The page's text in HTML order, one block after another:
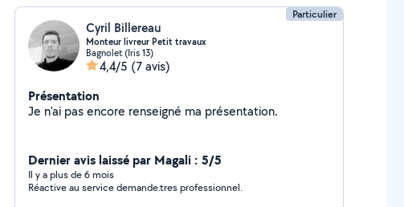
Particulier
Cyril Billereau
Monteur livreur Petit travaux
Bagnolet (Iris 13)
4,4/5 (7 avis)
Présentation
Je n'ai pas encore renseigné ma présentation.
Dernier avis laissé par Magali : 5/5
Il y a plus de 6 mois
Réactive au service demande.tres professionnel.